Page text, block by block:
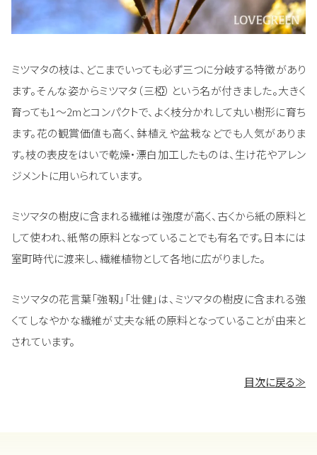
ミツマタの枝は、どこまでいっても必ず三つに分岐する特徴があり
ます。そんな姿からミツマタ（三椏）という名が付きました。大きく
育っても1～2mとコンパクトで、よく枝分かれして丸い樹形に育ち
ます。花の観賞価値も高く、鉢植えや盆栽などでも人気がありま
す。枝の表皮をはいで乾燥・漂白加工したものは、生け花やアレン
ジメントに用いられています。
ミツマタの樹皮に含まれる繊維は強度が高く、古くから紙の原料と
して使われ、紙幣の原料となっていることでも有名です。日本には
室町時代に渡来し、繊維植物として各地に広がりました。
ミツマタの花言葉「強靱」「壮健」は、ミツマタの樹皮に含まれる強
くてしなやかな繊維が丈夫な紙の原料となっていることが由来と
されています。
目次に戻る≫